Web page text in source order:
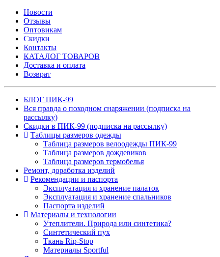
Новости
Отзывы
Оптовикам
Скидки
Контакты
КАТАЛОГ ТОВАРОВ
Доставка и оплата
Возврат
БЛОГ ПИК-99
Вся правда о походном снаряжении (подписка на
рассылку)
Скидки в ПИК-99 (подписка на рассылку)
Таблицы размеров одежды
Таблица размеров велоодежды ПИК-99
Таблица размеров дождевиков
Таблица размеров термобелья
Ремонт, доработка изделий
Рекомендации и паспорта
Эксплуатация и хранение палаток
Эксплуатация и хранение спальников
Паспорта изделий
Материалы и технологии
Утеплители. Природа или синтетика?
Синтетический пух
Ткань Rip-Stop
Материалы Sportful